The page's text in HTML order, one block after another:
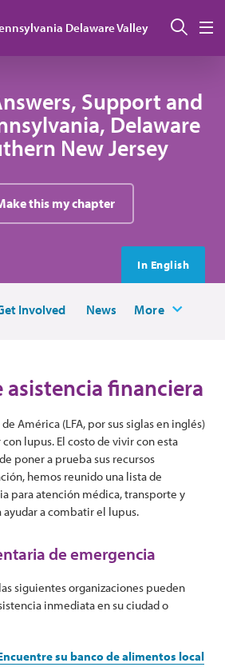
Delaware Valley
Support and
Delaware
New Jersey
this my chapter
In English
Involved News More
asistencia financiera
América (LFA, por sus siglas en inglés)
lupus. El costo de vivir con esta
poner a prueba sus recursos
hemos reunido una lista de
para atención médica, transporte y
ayudar a combatir el lupus.
de emergencia
siguientes organizaciones pueden
inmediata en su ciudad o
su banco de alimentos local